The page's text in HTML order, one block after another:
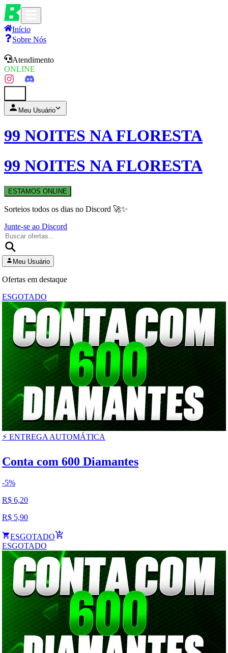
Início
Sobre Nós
Atendimento
ONLINE
Meu Usuário
99 NOITES NA FLORESTA
99 NOITES NA FLORESTA
ESTAMOS ONLINE
Sorteios todos os dias no Discord 🚀✨
Junte-se ao Discord
Meu Usuário
Ofertas em destaque
ESGOTADO
⚡ ENTREGA AUTOMÁTICA
Conta com 600 Diamantes
-5%
R$ 6,20
R$ 5,90
ESGOTADO
ESGOTADO